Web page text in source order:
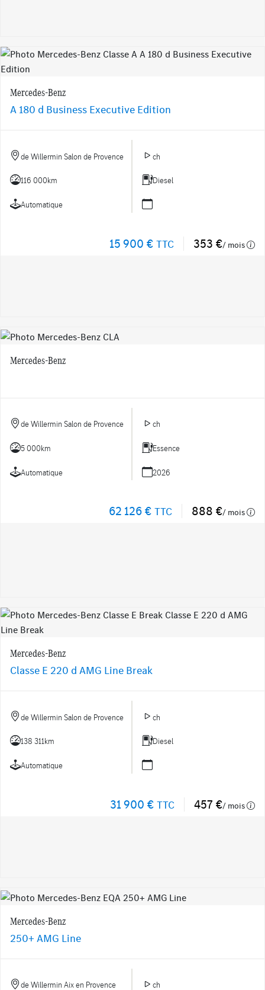
Mercedes-Benz
A 180 d Business Executive Edition
de Willermin Salon de Provence ch
116 000km Diesel
Automatique
15 900 € TTC 353 €/ mois
Mercedes-Benz
de Willermin Salon de Provence ch
5 000km Essence
Automatique 2026
62 126 € TTC 888 €/ mois
Mercedes-Benz
Classe E 220 d AMG Line Break
de Willermin Salon de Provence ch
138 311km Diesel
Automatique
31 900 € TTC 457 €/ mois
Mercedes-Benz
250+ AMG Line
de Willermin Aix en Provence ch